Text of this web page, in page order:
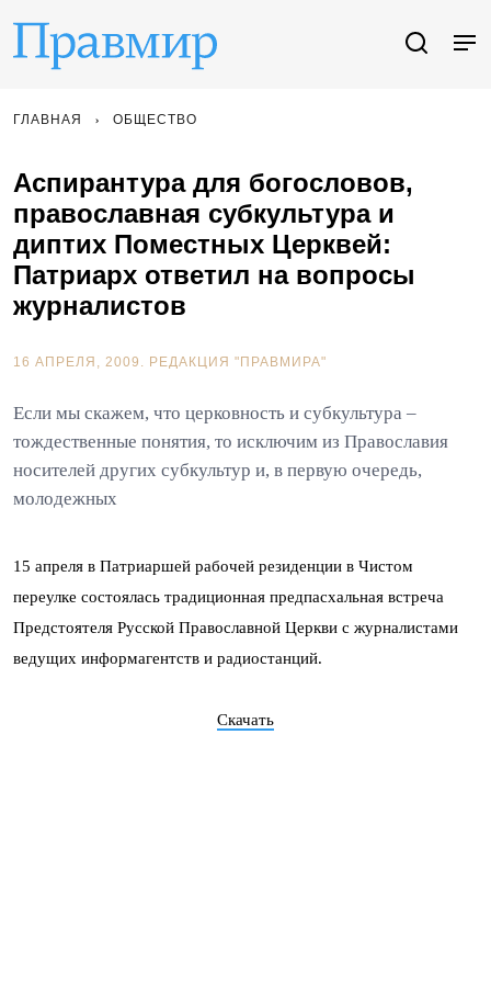
ГЛАВНАЯ ОБЩЕСТВО
Аспирантура для богословов,
православная субкультура и
диптих Поместных Церквей:
Патриарх ответил на вопросы
журналистов
16 АПРЕЛЯ, 2009. РЕДАКЦИЯ "ПРАВМИРА"
Если мы скажем, что церковность и субкультура –
тождественные понятия, то исключим из Православия
носителей других субкультур и, в первую очередь,
молодежных
15 апреля в Патриаршей рабочей резиденции в Чистом
переулке состоялась традиционная предпасхальная встреча
Предстоятеля Русской Православной Церкви с журналистами
ведущих информагентств и радиостанций.
Скачать